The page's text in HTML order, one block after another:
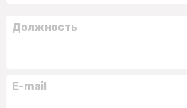
Должность
E-mail